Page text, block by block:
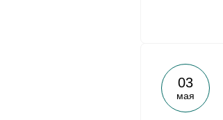
03
мая